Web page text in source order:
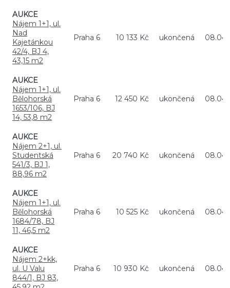
AUKCE
Nájem 1+1, ul.
Nad
Kajetánkou
42/4, BJ 4,
43,15 m2
Praha 6 10 133 Kč ukončená
AUKCE
Nájem 1+1, ul.
Bělohorská
1653/106, BJ
14, 53,8 m2
Praha 6 12 450 Kč ukončená
AUKCE
Nájem 2+1, ul.
Studentská
541/3, BJ 1,
88,96 m2
Praha 6 20 740 Kč ukončená
AUKCE
Nájem 1+1, ul.
Bělohorská
1684/78, BJ
11, 46,5 m2
Praha 6 10 525 Kč ukončená
AUKCE
Nájem 2+kk,
ul. U Valu
844/1, BJ 83,
Praha 6 10 930 Kč ukončená